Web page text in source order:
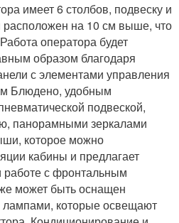
имеет 6 столбов, подвеску и
на 10 см выше, что
оператора будет
образом благодаря
с элементами управления
Блюдено, удобным
подвеской,
панорамными зеркалами
которое можно
кабины и предлагает
работе с фронтальным
может быть оснащен
которые освещают